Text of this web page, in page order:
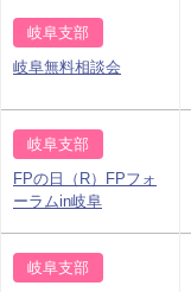
岐阜支部
岐阜無料相談会
岐阜支部
FPの日（R）FPフォ
ーラムin岐阜
岐阜支部